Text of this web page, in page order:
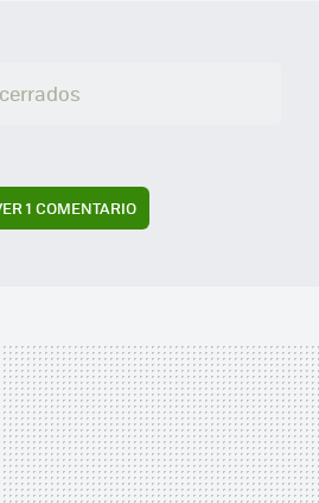
1 COMENTARIO